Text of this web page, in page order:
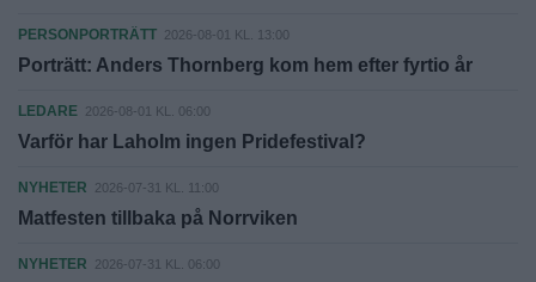
PERSONPORTRÄTT 2026-08-01 KL. 13:00
Porträtt: Anders Thornberg kom hem efter fyrtio år
LEDARE 2026-08-01 KL. 06:00
Varför har Laholm ingen Pridefestival?
NYHETER 2026-07-31 KL. 11:00
Matfesten tillbaka på Norrviken
NYHETER 2026-07-31 KL. 06:00